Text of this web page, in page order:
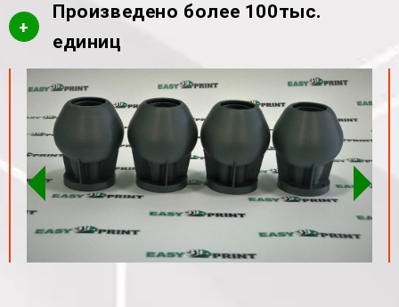
+
Произведено более 100тыс.
единиц